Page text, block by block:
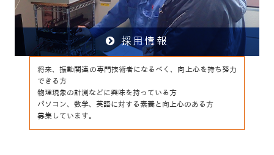
採用情報
将来、振動関連の専門技術者になるべく、向上心を持ち努力
できる方
物理現象の計測などに興味を持っている方
パソコン、数学、英語に対する素養と向上心のある方
募集しています。